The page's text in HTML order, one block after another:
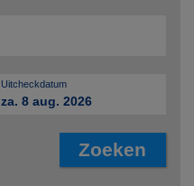
Uitcheckdatum
za. 8 aug. 2026